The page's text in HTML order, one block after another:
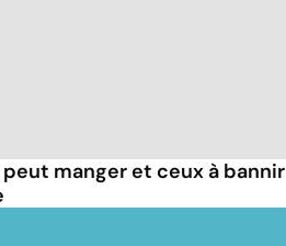
manger et ceux à bannir